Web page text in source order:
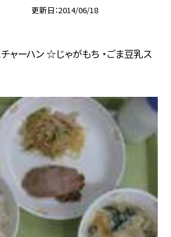
更新日 2014/06/18
ャーハン ☆じゃがもち ・ごま豆乳ス